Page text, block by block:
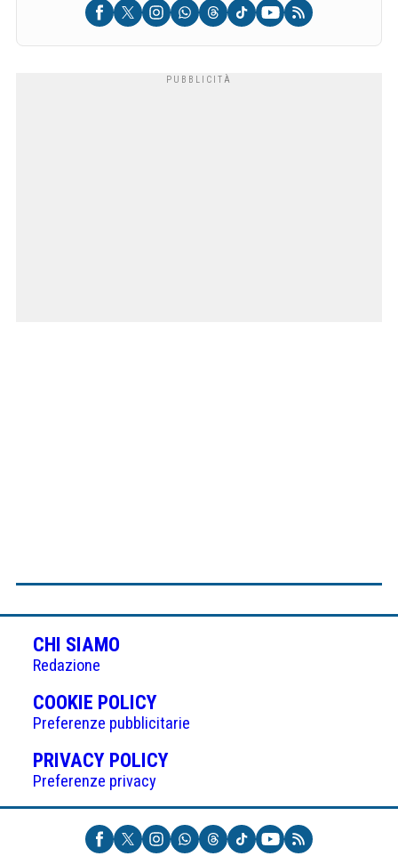
CHI SIAMO
Redazione
COOKIE POLICY(APRE
IN
UNA
NUOVA
Preferenze pubblicitarie
PRIVACY POLICY(APRE
UNA
NUOVA
Preferenze privacy